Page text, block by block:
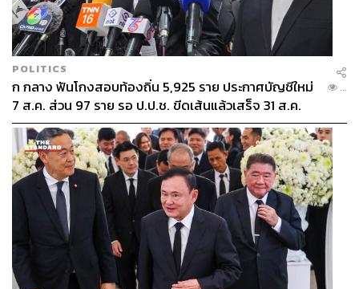
POLITICS
ก กลาง ฟันโกงสอบท้องถิ่น 5,925 ราย ประกาศบัญชีใหม่
7 ส.ค. ส่วน 97 ราย รอ ป.ป.ช. ขีดเส้นแล้วเสร็จ 31 ส.ค.
...